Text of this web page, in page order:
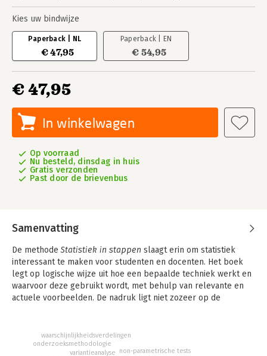
Kies uw bindwijze
Paperback | NL
€ 47,95
Paperback | EN
€ 54,95
€ 47,95
In winkelwagen
Op voorraad
Nu besteld, dinsdag in huis
Gratis verzonden
Past door de brievenbus
Samenvatting
De methodeStatistiek in stappen slaagt erin om statistiek
interessant te maken voor studenten en docenten. Het boek
legt op logische wijze uit hoe een bepaalde techniek werkt en
waarvoor deze gebruikt wordt, met behulp van relevante en
actuele voorbeelden. De nadruk ligt niet zozeer op de
Zo wordt statistiek een handig instrument dat je helpt bij het
verwerken van kwantitatieve gegevens. In deze
variantieanalyse
onderzoeksmethodologie
waarschijnlijkheidsverdelingen
non-parametrische tests